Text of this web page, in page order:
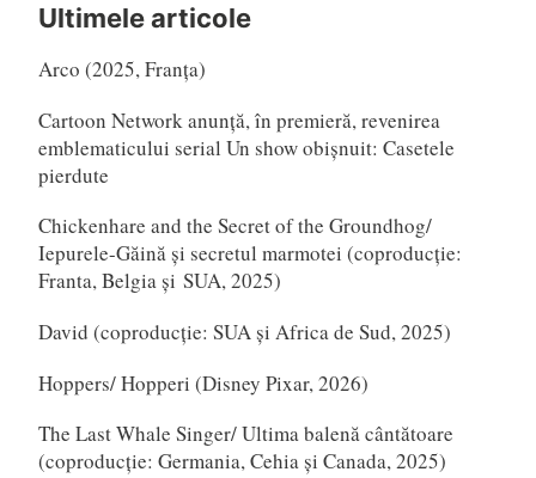
Ultimele articole
Arco (2025, Franța)
Cartoon Network anunță, în premieră, revenirea
emblematicului serial Un show obișnuit: Casetele
pierdute
Chickenhare and the Secret of the Groundhog/
Iepurele-Găină și secretul marmotei (coproducție:
Franta, Belgia și SUA, 2025)
David (coproducție: SUA și Africa de Sud, 2025)
Hoppers/ Hopperi (Disney Pixar, 2026)
The Last Whale Singer/ Ultima balenă cântătoare
(coproducție: Germania, Cehia și Canada, 2025)